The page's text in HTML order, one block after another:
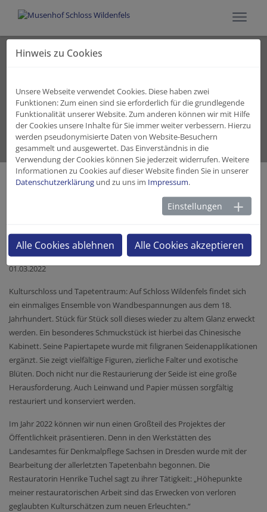
Aktuelles
Angebot Wir erzählen
Geschichte 56: Das Chinesische
Kabinett - Alles neu macht der März
01.03.2022
Kulturschloss und Tapetentraum: Auf Schloss Wildenfels findet sich
ein einmaliges Ensemble von Wandbespannungen aus dem 18.
Jahrhundert. Stück für Stück soll dieses wieder zu altem Glanz erweckt
werden. Ein besonderes Schmuckstück ist hierbei das Chinesische
Kabinett. Seine Papiertapete wurde mit filigranen Seidenapplikationen
ergänzt. Sie zeigt vielfältige Figuren, zierliche Falter und exotische
Blüten. Doch nicht nur die Restaurierung der Seide ist eine große
Herausforderung. Auch Leinwand und Papier müssen sorgfältig
restauriert und konserviert werden.
Im Jahr 2022 können wir nun einen Großteil des Projektes der
Öffentlichkeit präsentieren. Denn in den Werkstätten des
Landesamtes für Denkmalpflege Sachsen in Dresden wurde mit der
Bearbeitung der allerletzten Tapetenbahn begonnen. Die
Restauratorin Henrike Tuchel sagt zu ihrer Tätigkeit: „Höhepunkte
meiner restauratorischen Arbeit sind das Erwecken von verloren
geglaubten Kulturschätzen zum neuen Erleuchten.“
Hinweis zu Cookies
Unsere Webseite verwendet Cookies. Diese haben zwei
Funktionen: Zum einen sind sie erforderlich für die grundlegende
Funktionalität unserer Website. Zum anderen können wir mit Hilfe
der Cookies unsere Inhalte für Sie immer weiter verbessern. Hierzu
werden pseudonymisierte Daten von Website-Besuchern
gesammelt und ausgewertet. Das Einverständnis in die
Verwendung der Cookies können Sie jederzeit widerrufen. Weitere
Informationen zu Cookies auf dieser Website finden Sie in unserer
Datenschutzerklärung und zu uns im Impressum.
Einstellungen
Alle Cookies ablehnen Alle Cookies akzeptieren